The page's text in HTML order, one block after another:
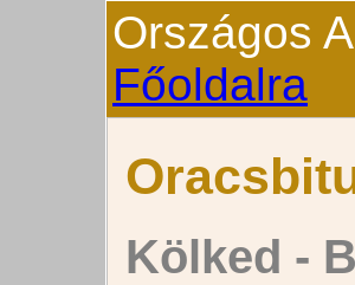
Országos
Főoldalra
Kölked -